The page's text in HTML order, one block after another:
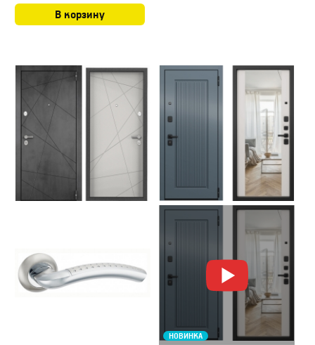
В корзину
НОВИНКА